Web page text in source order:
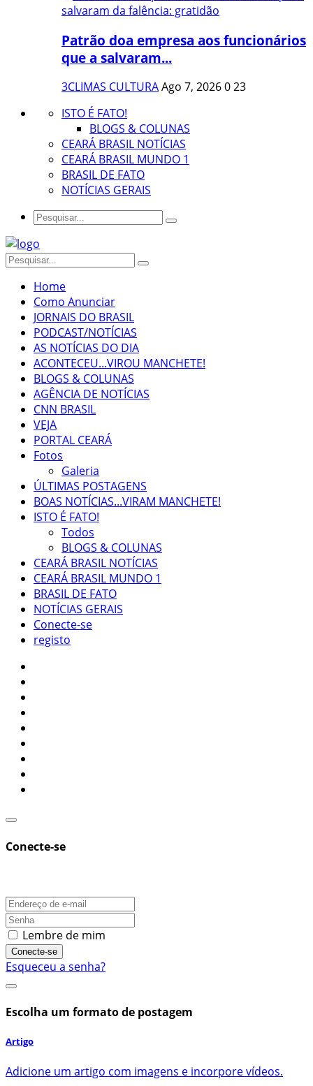
Patrão doa empresa aos funcionários
que a salvaram...
3CLIMAS CULTURAAgo 7, 2026023
ISTO É FATO!
BLOGS & COLUNAS
CEARÁ BRASIL NOTÍCIAS
CEARÁ BRASIL MUNDO 1
BRASIL DE FATO
NOTÍCIAS GERAIS
Home
Como Anunciar
JORNAIS DO BRASIL
PODCAST/NOTÍCIAS
AS NOTÍCIAS DO DIA
ACONTECEU...VIROU MANCHETE!
BLOGS & COLUNAS
AGÊNCIA DE NOTÍCIAS
CNN BRASIL
VEJA
PORTAL CEARÁ
Fotos
Galeria
ÚLTIMAS POSTAGENS
BOAS NOTÍCIAS...VIRAM MANCHETE!
ISTO É FATO!
Todos
BLOGS & COLUNAS
CEARÁ BRASIL NOTÍCIAS
CEARÁ BRASIL MUNDO 1
BRASIL DE FATO
NOTÍCIAS GERAIS
Conecte-se
registo
Conecte-se
Lembre de mim
Conecte-se
Esqueceu a senha?
Escolha um formato de postagem
Artigo
Adicione um artigo com imagens e incorpore vídeos.